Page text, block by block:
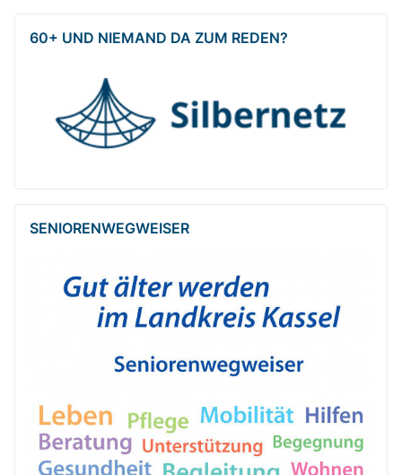
60+ UND NIEMAND DA ZUM REDEN?
SENIOREN­WEG­WEISER